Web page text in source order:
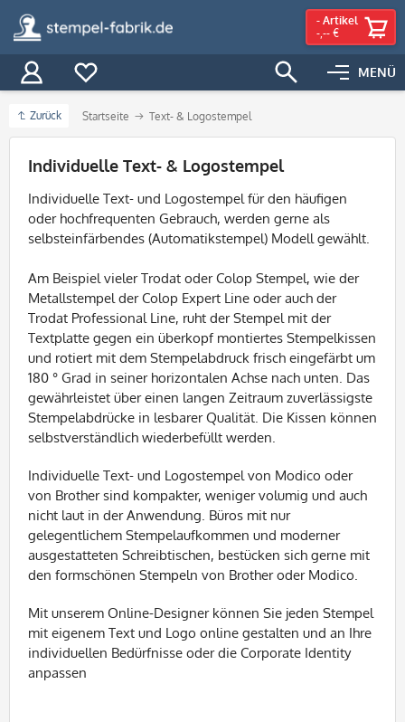
MENÜ
- Artikel
-,-- €
Zurück Startseite Text- & Logostempel
Filter
Individuelle Text- & Logostempel
Individuelle Text- und Logostempel für den häufigen
oder hochfrequenten Gebrauch, werden gerne als
selbsteinfärbendes (Automatikstempel) Modell gewählt.
Am Beispiel vieler Trodat oder Colop Stempel, wie der
Metallstempel der Colop Expert Line oder auch der
Trodat Professional Line, ruht der Stempel mit der
Textplatte gegen ein überkopf montiertes Stempelkissen
und rotiert mit dem Stempelabdruck frisch eingefärbt um
180 ° Grad in seiner horizontalen Achse nach unten. Das
gewährleistet über einen langen Zeitraum zuverlässigste
Stempelabdrücke in lesbarer Qualität. Die Kissen können
selbstverständlich wiederbefüllt werden.
Individuelle Text- und Logostempel von Modico oder
von Brother sind kompakter, weniger volumig und auch
nicht laut in der Anwendung. Büros mit nur
gelegentlichem Stempelaufkommen und moderner
ausgestatteten Schreibtischen, bestücken sich gerne mit
den formschönen Stempeln von Brother oder Modico.
Mit unserem Online-Designer können Sie jeden Stempel
mit eigenem Text und Logo online gestalten und an Ihre
individuellen Bedürfnisse oder die Corporate Identity
anpassen